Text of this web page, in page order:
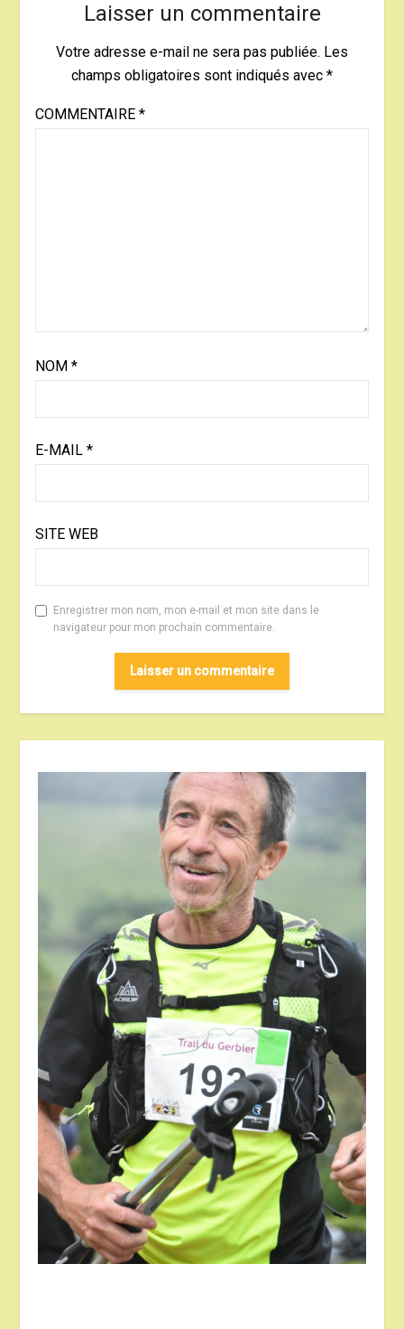
Laisser un commentaire
Votre adresse e-mail ne sera pas publiée. Les
champs obligatoires sont indiqués avec *
COMMENTAIRE *
NOM *
E-MAIL *
SITE WEB
Enregistrer mon nom, mon e-mail et mon site dans le
navigateur pour mon prochain commentaire.